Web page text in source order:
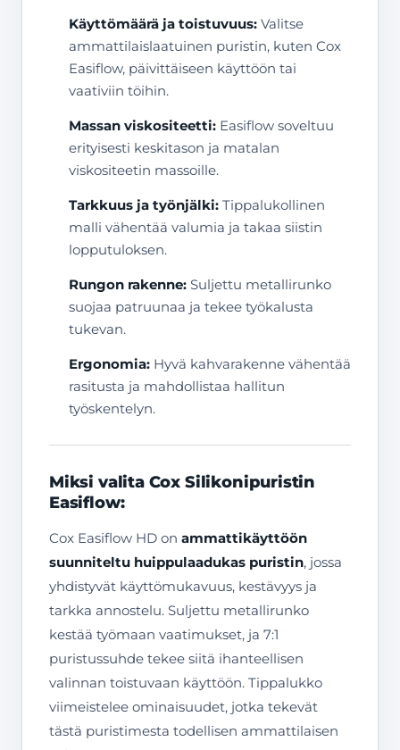
Käyttömäärä ja toistuvuus: Valitse
ammattilaislaatuinen puristin, kuten Cox
Easiflow, päivittäiseen käyttöön tai
vaativiin töihin.
Massan viskositeetti: Easiflow soveltuu
erityisesti keskitason ja matalan
viskositeetin massoille.
Tarkkuus ja työnjälki: Tippalukollinen
malli vähentää valumia ja takaa siistin
lopputuloksen.
Rungon rakenne: Suljettu metallirunko
suojaa patruunaa ja tekee työkalusta
tukevan.
Ergonomia: Hyvä kahvarakenne vähentää
rasitusta ja mahdollistaa hallitun
työskentelyn.
Miksi valita Cox Silikonipuristin
Easiflow:
Cox Easiflow HD on ammattikäyttöön
suunniteltu huippulaadukas puristin, jossa
yhdistyvät käyttömukavuus, kestävyys ja
tarkka annostelu. Suljettu metallirunko
kestää työmaan vaatimukset, ja 7:1
puristussuhde tekee siitä ihanteellisen
valinnan toistuvaan käyttöön. Tippalukko
viimeistelee ominaisuudet, jotka tekevät
tästä puristimesta todellisen ammattilaisen